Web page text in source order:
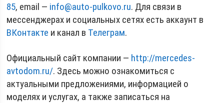
85, email — info@auto-pulkovo.ru. Для связи в
мессенджерах и социальных сетях есть аккаунт в
ВКонтакте и канал в Телеграм.
Официальный сайт компании — http://mercedes-
avtodom.ru/. Здесь можно ознакомиться с
актуальными предложениями, информацией о
моделях и услугах, а также записаться на